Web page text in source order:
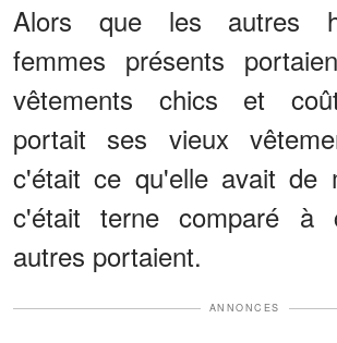
Alors que les autres
femmes présents
vêtements chics et
portait ses vieux
c'était ce qu'elle avait de
c'était terne comparé à
autres portaient.
ANNONCES